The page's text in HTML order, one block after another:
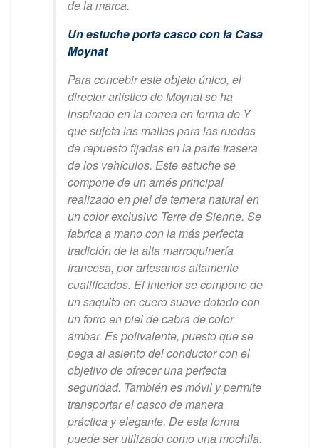
de la marca.
Un estuche porta casco con la Casa
Moynat
Para concebir este objeto único, el
director artístico de Moynat se ha
inspirado en la correa en forma de Y
que sujeta las mallas para las ruedas
de repuesto fijadas en la parte trasera
de los vehículos. Este estuche se
compone de un arnés principal
realizado en piel de ternera natural en
un color exclusivo Terre de Sienne. Se
fabrica a mano con la más perfecta
tradición de la alta marroquinería
francesa, por artesanos altamente
cualificados. El interior se compone de
un saquito en cuero suave dotado con
un forro en piel de cabra de color
ámbar. Es polivalente, puesto que se
pega al asiento del conductor con el
objetivo de ofrecer una perfecta
seguridad. También es móvil y permite
transportar el casco de manera
práctica y elegante. De esta forma
puede ser utilizado como una mochila.